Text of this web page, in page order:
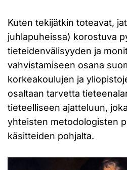
Kuten tekijätkin toteavat,
juhlapuheissa) korostuva
tieteidenvälisyyden ja
vahvistamiseen osana
korkeakoulujen ja
osaltaan tarvetta
tieteelliseen ajatteluun,
yhteisten metodologisten
käsitteiden pohjalta.